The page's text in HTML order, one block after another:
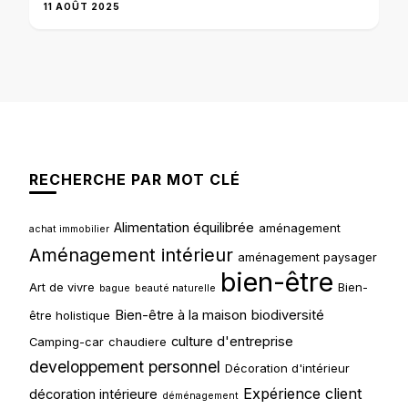
11 AOÛT 2025
RECHERCHE PAR MOT CLÉ
achat immobilier Alimentation équilibrée aménagement
Aménagement intérieur aménagement paysager
Art de vivre bague beauté naturelle bien-être Bien-
être holistique Bien-être à la maison biodiversité
Camping-car chaudiere culture d'entreprise
developpement personnel Décoration d'intérieur
décoration intérieure déménagement Expérience client